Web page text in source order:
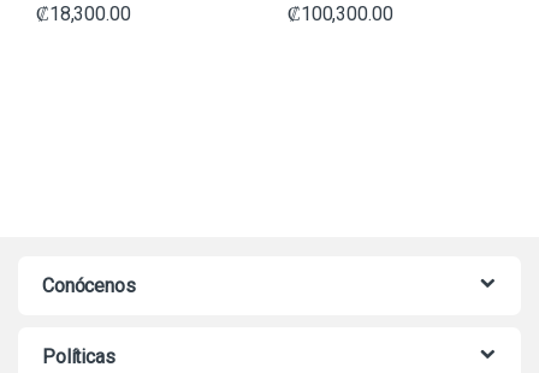
₡18,300.00 ₡100,300.00
Conócenos
Políticas